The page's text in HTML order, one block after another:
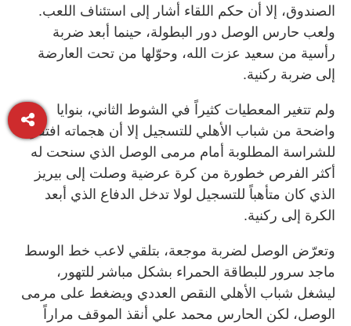
الصندوق، إلا أن حكم اللقاء أشار إلى استئناف اللعب.
ولعب حارس الوصل دور البطولة، حينما أبعد ضربة
رأسية من سعيد عزت الله، وحوّلها من تحت العارضة
إلى ضربة ركنية.
ولم تتغير المعطيات كثيراً في الشوط الثاني، بنوايا
واضحة من شباب الأهلي للتسجيل إلا أن هجماته افتقرت
للشراسة المطلوبة أمام مرمى الوصل الذي سنحت له
أكثر الفرص خطورة من كرة عرضية وصلت إلى بيريز
الذي كان متأهباً للتسجيل لولا تدخل الدفاع الذي أبعد
الكرة إلى ركنية.
وتعرّض الوصل لضربة موجعة، بتلقي لاعب خط الوسط
ماجد سرور للبطاقة الحمراء بشكل مباشر للتهور،
ليشغل شباب الأهلي النقص العددي ويضغط على مرمى
الوصل، لكن الحارس محمد علي أنقذ الموقف مراراً